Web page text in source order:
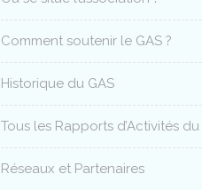
Comment soutenir le GAS ?
Historique du GAS
Tous les Rapports d’Activités du
Réseaux et Partenaires